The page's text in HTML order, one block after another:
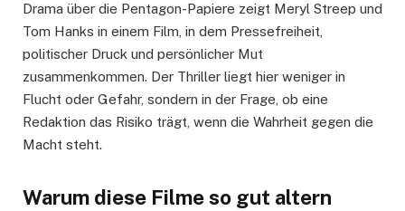
Drama über die Pentagon-Papiere zeigt Meryl Streep und
Tom Hanks in einem Film, in dem Pressefreiheit,
politischer Druck und persönlicher Mut
zusammenkommen. Der Thriller liegt hier weniger in
Flucht oder Gefahr, sondern in der Frage, ob eine
Redaktion das Risiko trägt, wenn die Wahrheit gegen die
Macht steht.
Warum diese Filme so gut altern